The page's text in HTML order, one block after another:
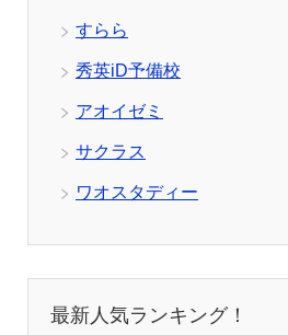
すらら
秀英iD予備校
アオイゼミ
サクラス
ワオスタディー
最新人気ランキング！